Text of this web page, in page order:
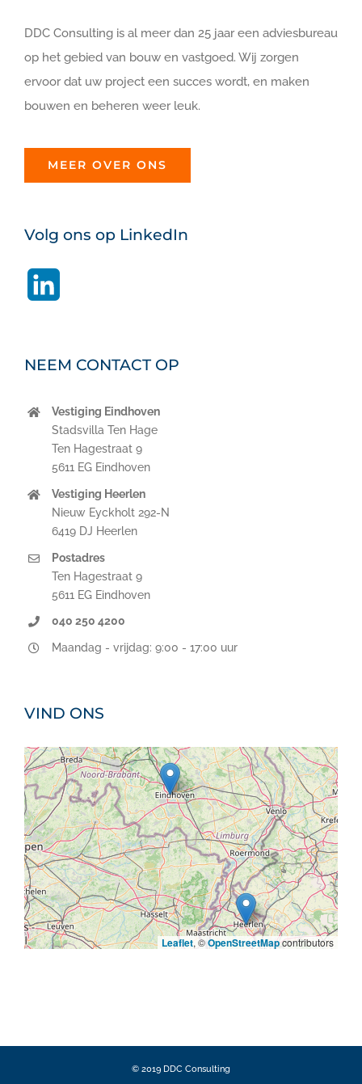
DDC Consulting is al meer dan 25 jaar een adviesbureau
op het gebied van bouw en vastgoed. Wij zorgen
ervoor dat uw project een succes wordt, en maken
bouwen en beheren weer leuk.
MEER OVER ONS
Volg ons op LinkedIn
NEEM CONTACT OP
Vestiging Eindhoven
Stadsvilla Ten Hage
Ten Hagestraat 9
5611 EG Eindhoven
Vestiging Heerlen
Nieuw Eyckholt 292-N
6419 DJ Heerlen
Postadres
Ten Hagestraat 9
5611 EG Eindhoven
040 250 4200
Maandag - vrijdag: 9:00 - 17:00 uur
VIND ONS
Leaflet, ©OpenStreetMapcontributors
© 2019 DDC Consulting